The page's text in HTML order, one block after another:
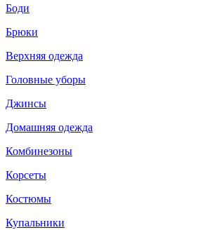
Боди
Брюки
Верхняя одежда
Головные уборы
Джинсы
Домашняя одежда
Комбинезоны
Корсеты
Костюмы
Купальники